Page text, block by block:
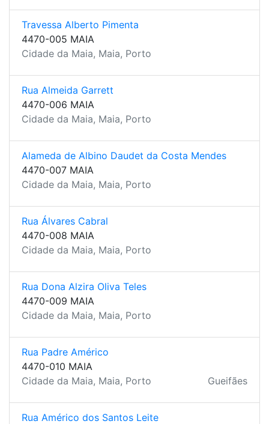
Travessa Alberto Pimenta
4470-005 MAIA
Cidade da Maia, Maia, Porto
Rua Almeida Garrett
4470-006 MAIA
Cidade da Maia, Maia, Porto
Alameda de Albino Daudet da Costa Mendes
4470-007 MAIA
Cidade da Maia, Maia, Porto
Rua Álvares Cabral
4470-008 MAIA
Cidade da Maia, Maia, Porto
Rua Dona Alzira Oliva Teles
4470-009 MAIA
Cidade da Maia, Maia, Porto
Rua Padre Américo
4470-010 MAIA
Cidade da Maia, Maia, Porto
Gueifães
Rua Américo dos Santos Leite